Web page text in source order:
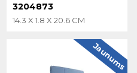
3204873
14.3 X 1.8 X 20.6 CM
Jaunums